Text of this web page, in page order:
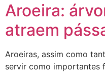
Aroeira:
atraem
Aroeiras, assim como
servir como importantes